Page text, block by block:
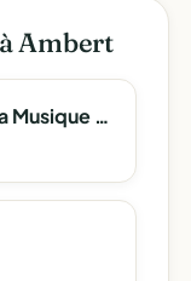
Ambert
Les Amis De La Danse Et De La Musique D'ambert